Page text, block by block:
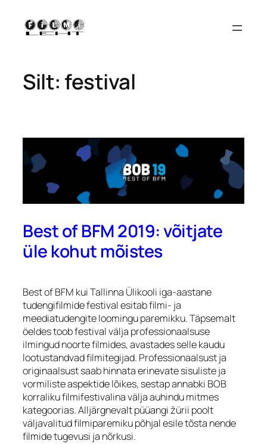
sisu
juurde
Silt: festival
Best of BFM 2019: võitjate
üle kohut mõistes
Best of BFM kui Tallinna Ülikooli iga-aastane
tudengifilmide festival esitab filmi- ja
meediatudengite loomingu paremikku. Täpsemalt
öeldes toob festival välja professionaalsuse
ilmingud noorte filmides, avastades selle kaudu
lootustandvad filmitegijad. Professionaalsust ja
originaalsust saab hinnata erinevate sisuliste ja
vormiliste aspektide lõikes, sestap annabki BOB
korraliku filmifestivalina välja auhindu mitmes
kategoorias. Alljärgnevalt püüangi žürii poolt
väljavalitud filmiparemiku põhjal esile tõsta nende
filmide tugevusi ja nõrkusi.